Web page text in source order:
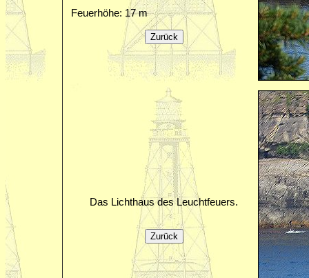
Feuerhöhe: 17 m
Das Lichthaus des Leuchtfeuers.